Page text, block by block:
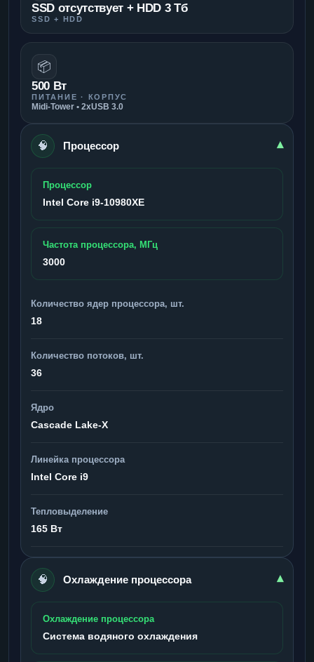
SSD отсутствует + HDD 3 Тб
SSD + HDD
📦
500 Вт
ПИТАНИЕ · КОРПУС
Midi-Tower • 2xUSB 3.0
🧠 Процессор ▾
Процессор
Intel Core i9-10980XE
Частота процессора, МГц
3000
Количество ядер процессора, шт.
18
Количество потоков, шт.
36
Ядро
Cascade Lake-X
Линейка процессора
Intel Core i9
Тепловыделение
165 Вт
🧠 Охлаждение процессора ▾
Охлаждение процессора
Система водяного охлаждения